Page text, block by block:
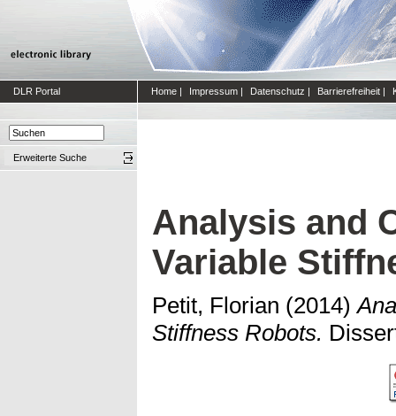
DLR Portal Home | Impressum | Datenschutz | Barrierefreiheit |
Erweiterte Suche
Analysis and
Variable
Petit, Florian (2014)
Stiffness Robots.